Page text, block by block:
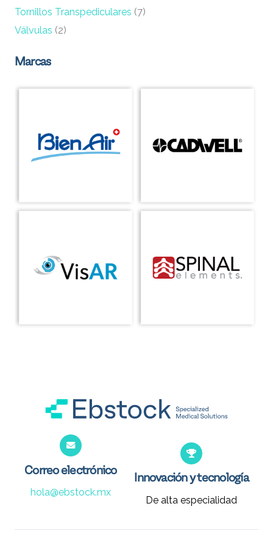
Tornillos Transpediculares (7)
Válvulas (2)
Marcas
Correo electrónico
hola@ebstock.mx
Innovación y tecnología
De alta especialidad